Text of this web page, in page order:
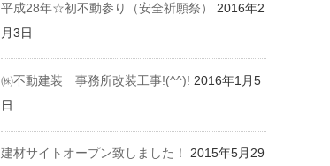
平成28年☆初不動参り（安全祈願祭）
2016年2
月3日
㈱不動建装 事務所改装工事!(^^)! 2016年1月5
日
建材サイトオープン致しました！
2015年5月29